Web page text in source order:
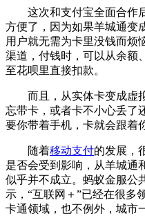
这次和支付宝全面合作
方便了，因为如果羊城通变
用户就无需为卡里没钱而烦
渠道，付钱时，可以从余额
至花呗里直接扣款。
而且，从实体卡变成虚
忘带卡，或者卡不小心丢了
要你带着手机，卡就会跟着
随着移动支付的发展，
是否会受到影响，从羊城通
似乎并不成立。蚂蚁金服公
示，“互联网＋”已经在很多
卡通领域，也不例外，城市